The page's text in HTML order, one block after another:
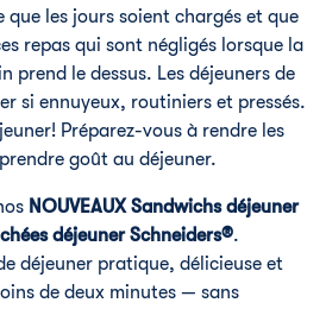
que les jours soient chargés et que
repas qui sont négligés lorsque la
prend le dessus. Les déjeuners de
si ennuyeux, routiniers et pressés.
Préparez-vous à rendre les
goût au déjeuner.
NOUVEAUX Sandwichs déjeuner
déjeuner Schneiders®.
déjeuner pratique, délicieuse et
de deux minutes — sans